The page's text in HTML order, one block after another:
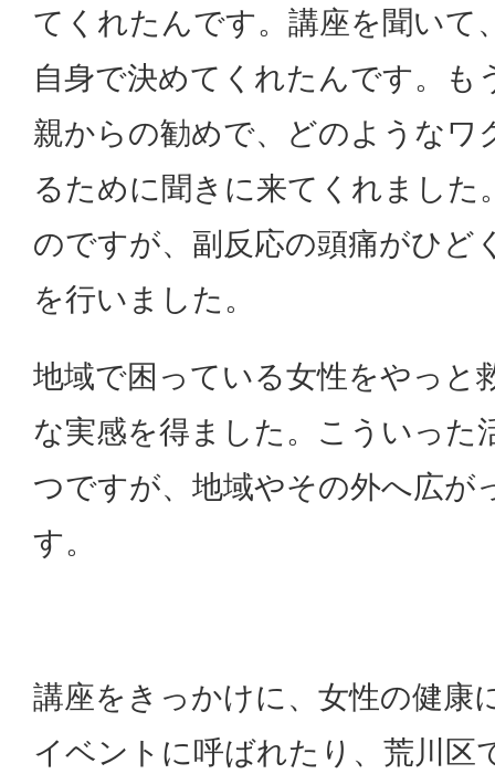
てくれたんです。講座を聞いて
自身で決めてくれたんです。も
親からの勧めで、どのようなワ
るために聞きに来てくれました
のですが、副反応の頭痛がひど
を行いました。
地域で困っている女性をやっと
な実感を得ました。こういった
つですが、地域やその外へ広が
す。
講座をきっかけに、女性の健康
イベントに呼ばれたり、荒川区